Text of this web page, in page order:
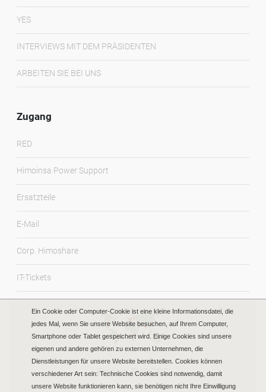
YES
INTERVIEWS MIT DEM PRÄSIDENTEN
ARBEITEN SIE BEI UNS
Zugang
RED
Himoinsa Power Support
Ersatzteile
E-Mail
Corp. Himoshare
IT-Tickets
Region EUROPE
Ein Cookie oder Computer-Cookie ist eine kleine Informationsdatei, die
jedes Mal, wenn Sie unsere Website besuchen, auf Ihrem Computer,
Smartphone oder Tablet gespeichert wird. Einige Cookies sind unsere
eigenen und andere gehören zu externen Unternehmen, die
Dienstleistungen für unsere Website bereitstellen. Cookies können
verschiedener Art sein: Technische Cookies sind notwendig, damit
unsere Website funktionieren kann, sie benötigen nicht Ihre Einwilligung